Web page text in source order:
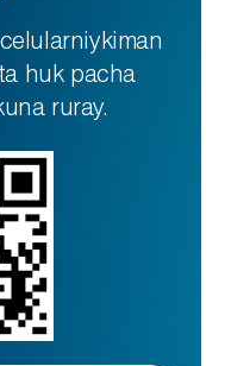
huk pacha
ruray.